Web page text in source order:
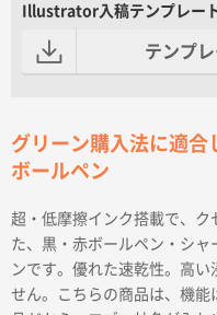
Illustrator入稿テンプレー
テンプ
グリーン購入法に適合
ボールペン
超・低摩擦インク搭載で、ク
た、黒・赤ボールペン・シ
ンです。優れた速乾性。高
せん。こちらの商品は、機能